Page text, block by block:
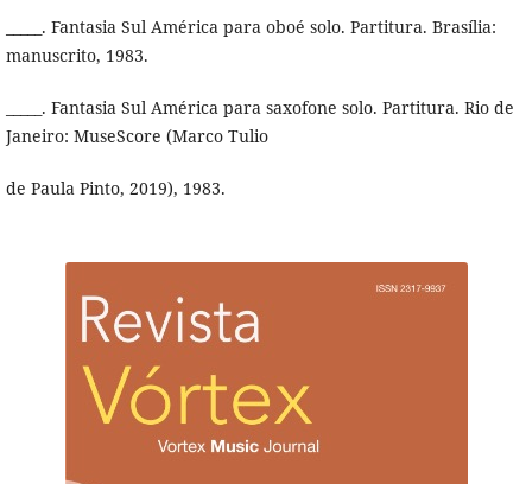
_____. Fantasia Sul América para oboé solo. Partitura. Brasí­lia:
manuscrito, 1983.
_____. Fantasia Sul América para saxofone solo. Partitura. Rio de
Janeiro: MuseScore (Marco Tulio
de Paula Pinto, 2019), 1983.